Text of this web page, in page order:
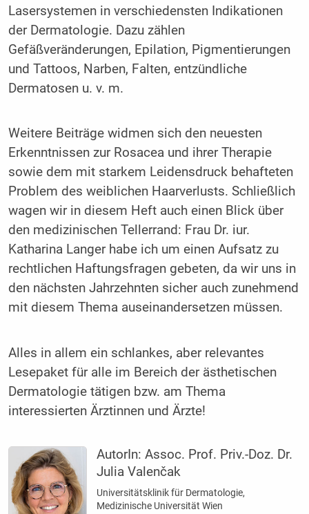
Lasersystemen in verschiedensten Indikationen
der Dermatologie. Dazu zählen
Gefäßveränderungen, Epilation, Pigmentierungen
und Tattoos, Narben, Falten, entzündliche
Dermatosen u. v. m.
Weitere Beiträge widmen sich den neuesten
Erkenntnissen zur Rosacea und ihrer Therapie
sowie dem mit starkem Leidensdruck behafteten
Problem des weiblichen Haarverlusts. Schließlich
wagen wir in diesem Heft auch einen Blick über
den medizinischen Tellerrand: Frau Dr. iur.
Katharina Langer habe ich um einen Aufsatz zu
rechtlichen Haftungsfragen gebeten, da wir uns in
den nächsten Jahrzehnten sicher auch zunehmend
mit diesem Thema auseinandersetzen müssen.
Alles in allem ein schlankes, aber relevantes
Lesepaket für alle im Bereich der ästhetischen
Dermatologie tätigen bzw. am Thema
interessierten Ärztinnen und Ärzte!
AutorIn:Assoc. Prof. Priv.-Doz. Dr.
Julia Valenčak
Universitätsklinik für Dermatologie,
Medizinische Universität Wien